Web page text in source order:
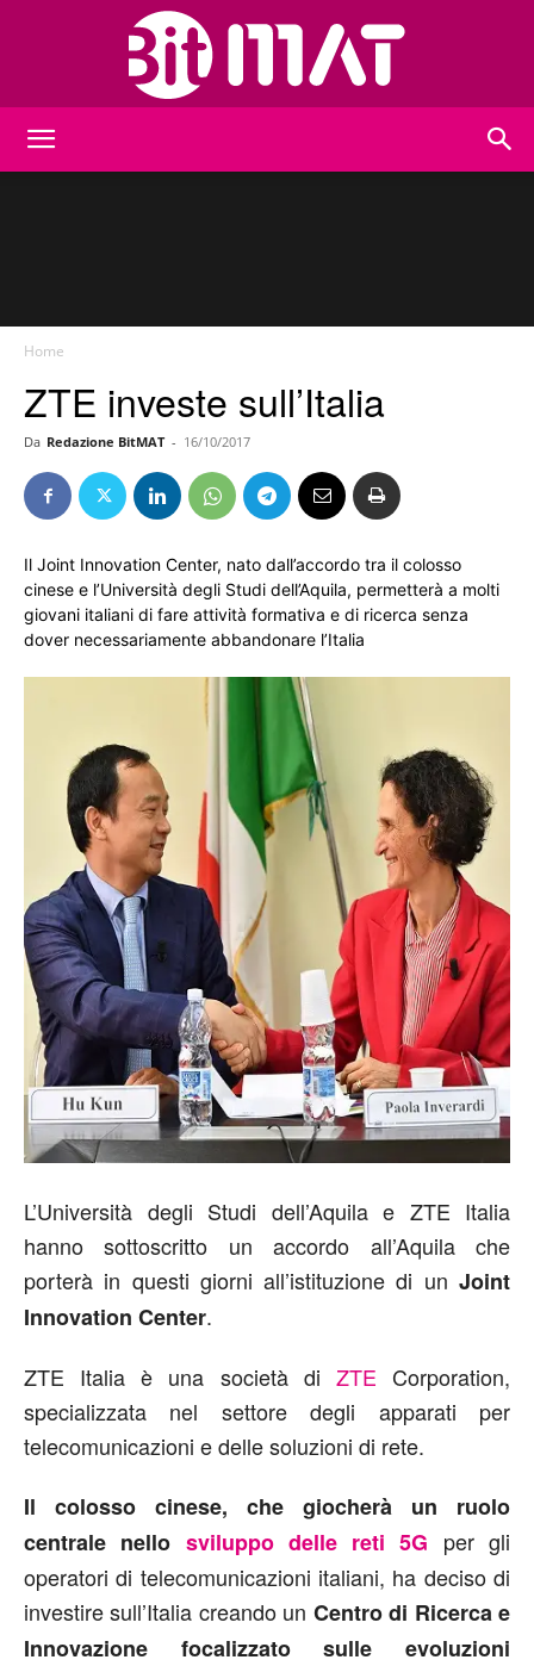
Home
ZTE investe sull’Italia
Da Redazione BitMAT - 16/10/2017
Il Joint Innovation Center, nato dall’accordo tra il colosso
cinese e l’Università degli Studi dell’Aquila, permetterà a molti
giovani italiani di fare attività formativa e di ricerca senza
dover necessariamente abbandonare l’Italia
L’Università degli Studi dell’Aquila e ZTE Italia
hanno sottoscritto un accordo all’Aquila che
porterà in questi giorni all’istituzione di un Joint
Innovation Center.
ZTE Italia è una società di ZTE Corporation,
specializzata nel settore degli apparati per
telecomunicazioni e delle soluzioni di rete.
Il colosso cinese, che giocherà un ruolo
centrale nello sviluppo delle reti 5G per gli
operatori di telecomunicazioni italiani, ha deciso di
investire sull’Italia creando un Centro di Ricerca e
Innovazione focalizzato sulle evoluzioni